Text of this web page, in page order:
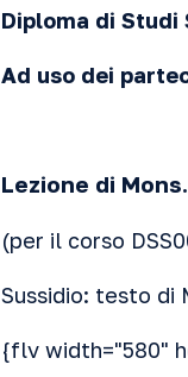
Diploma di Studi
Ad uso dei
Lezione di
(per il corso
Sussidio: testo di
{flv width="580"